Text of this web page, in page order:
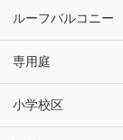
ルーフバルコニー
専用庭
小学校区